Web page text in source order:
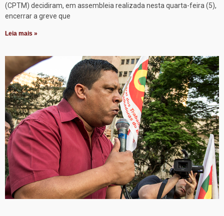
(CPTM) decidiram, em assembleia realizada nesta quarta-feira (5),
encerrar a greve que
Leia mais »